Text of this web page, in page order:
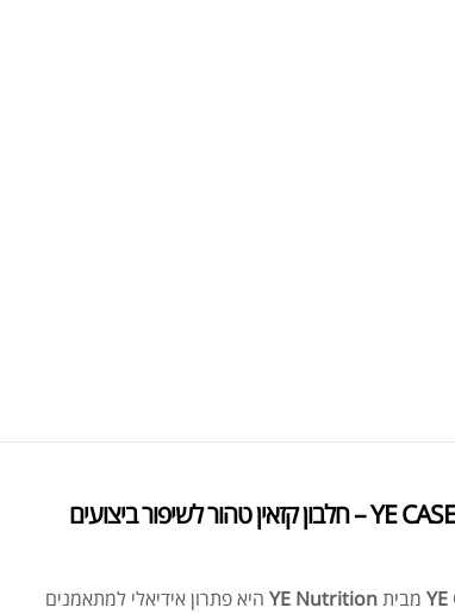
אבקת חלבון קזאין YE CASEIN PRO GOLD – חלבון קזאין טהור לשיפור ביצועים
מביתYE Nutrition היא פתרון אידיאלי למתאמנים